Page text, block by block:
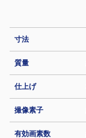
寸法
質量
仕上げ
撮像素子
有効画素数